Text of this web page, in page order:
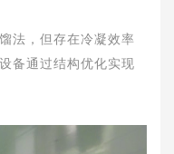
法，但存在冷凝效率
备通过结构优化实现